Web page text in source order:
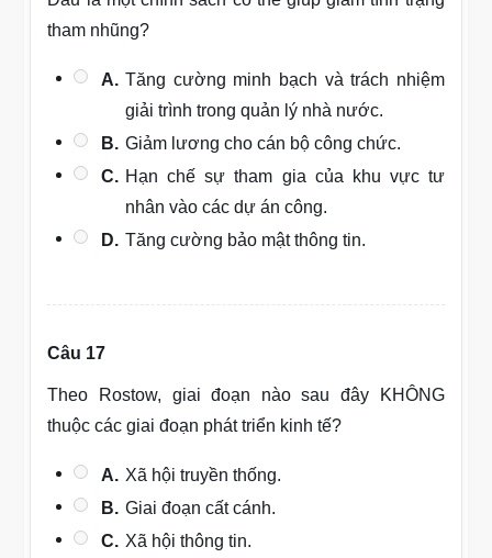
tham nhũng?
A. Tăng cường minh bạch và trách nhiệm
giải trình trong quản lý nhà nước.
B. Giảm lương cho cán bộ công chức.
C. Hạn chế sự tham gia của khu vực tư
nhân vào các dự án công.
D. Tăng cường bảo mật thông tin.
Câu 17
Theo Rostow, giai đoạn nào sau đây KHÔNG
thuộc các giai đoạn phát triển kinh tế?
A. Xã hội truyền thống.
B. Giai đoạn cất cánh.
C. Xã hội thông tin.